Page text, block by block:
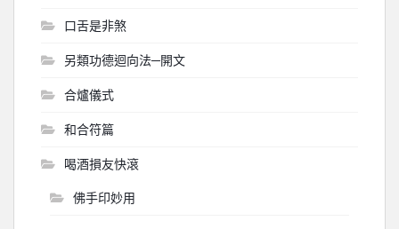
口舌是非煞
另類功德迴向法─開文
合爐儀式
和合符篇
喝酒損友快滾
佛手印妙用